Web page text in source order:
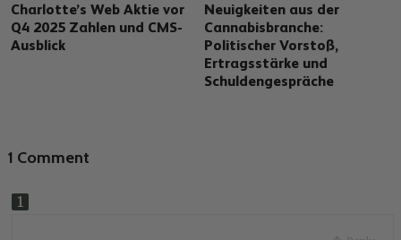
Charlotte’s Web Aktie vor
Q4 2025 Zahlen und CMS-
Ausblick
Neuigkeiten aus der
Cannabisbranche:
Politischer Vorstoß,
Ertragsstärke und
Schuldengespräche
1 Comment